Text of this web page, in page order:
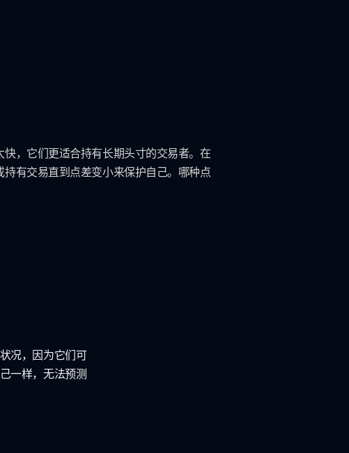
，它们更适合持有长期头寸的交易者。在
有交易直到点差变小来保护自己。哪种点
况，因为它们可
一样，无法预测